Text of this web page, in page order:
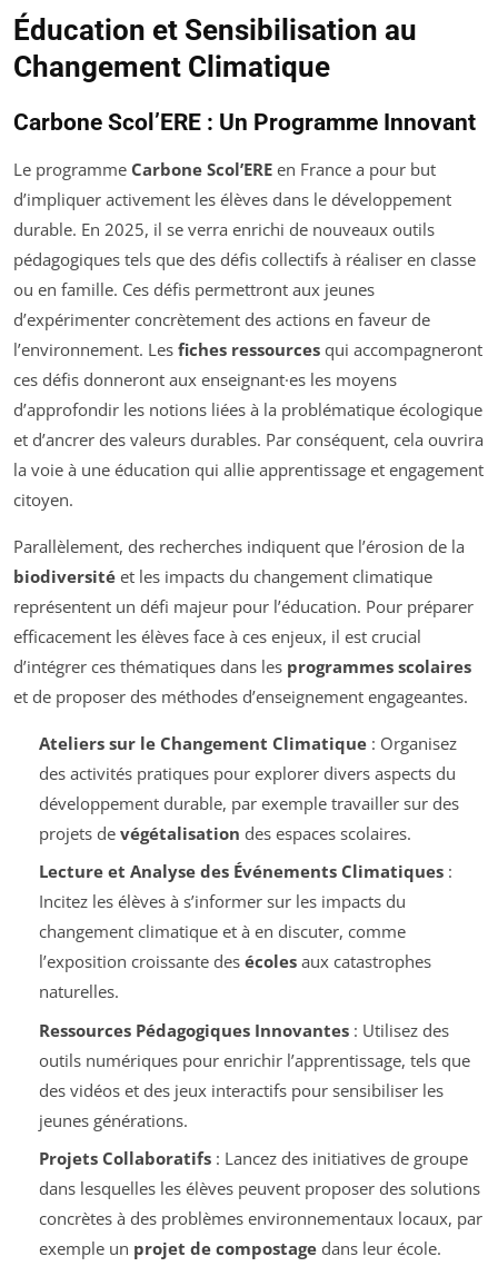
Éducation et Sensibilisation au
Changement Climatique
Carbone Scol’ERE : Un Programme Innovant
Le programme Carbone Scol’ERE en France a pour but
d’impliquer activement les élèves dans le développement
durable. En 2025, il se verra enrichi de nouveaux outils
pédagogiques tels que des défis collectifs à réaliser en classe
ou en famille. Ces défis permettront aux jeunes
d’expérimenter concrètement des actions en faveur de
l’environnement. Les fiches ressources qui accompagneront
ces défis donneront aux enseignant·es les moyens
d’approfondir les notions liées à la problématique écologique
et d’ancrer des valeurs durables. Par conséquent, cela ouvrira
la voie à une éducation qui allie apprentissage et engagement
citoyen.
Parallèlement, des recherches indiquent que l’érosion de la
biodiversité et les impacts du changement climatique
représentent un défi majeur pour l’éducation. Pour préparer
efficacement les élèves face à ces enjeux, il est crucial
d’intégrer ces thématiques dans les programmes scolaires
et de proposer des méthodes d’enseignement engageantes.
Ateliers sur le Changement Climatique: Organisez
des activités pratiques pour explorer divers aspects du
développement durable, par exemple travailler sur des
projets de végétalisation des espaces scolaires.
Lecture et Analyse des Événements Climatiques:
Incitez les élèves à s’informer sur les impacts du
changement climatique et à en discuter, comme
l’exposition croissante des écolesaux catastrophes
naturelles.
Ressources Pédagogiques Innovantes: Utilisez des
outils numériques pour enrichir l’apprentissage, tels que
des vidéos et des jeux interactifs pour sensibiliser les
jeunes générations.
Projets Collaboratifs: Lancez des initiatives de groupe
dans lesquelles les élèves peuvent proposer des solutions
concrètes à des problèmes environnementaux locaux, par
exemple un projet de compostagedans leur école.